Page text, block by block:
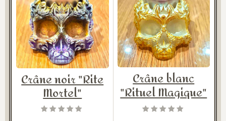
Crâne noir "Rite
Mortel"
Crâne blanc
"Rituel Magique"